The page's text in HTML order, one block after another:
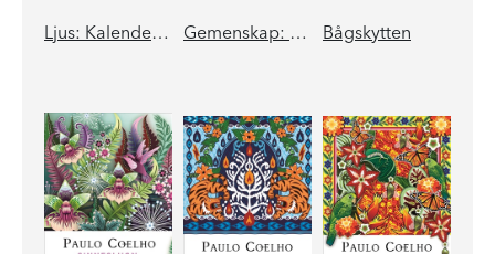
Ljus: Kalender 2026 Gemenskap: Kalender 2025 Bågskytten